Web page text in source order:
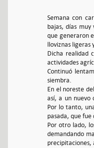
Semana con
bajas, días
que generaron
lloviznas ligeras
Dicha realidad
actividades
Continuó
siembra.
En el noreste
así, a un nuevo
Por lo tanto,
pasada, que fue
Por otro lado,
demandando
precipitaciones,